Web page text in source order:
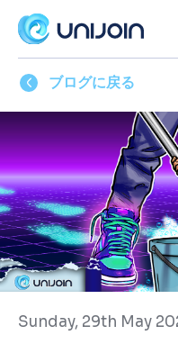
ブログに戻る
Sunday, 29th May